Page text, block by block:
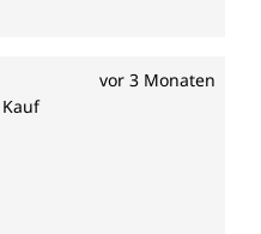
vor 3 Monaten
von 5 von 5 Sternen